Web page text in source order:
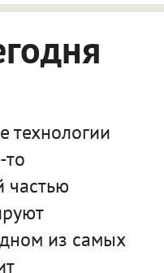
технологии
частью
из самых